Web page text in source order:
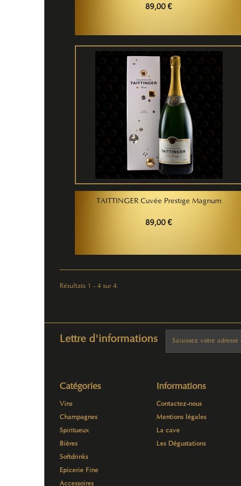
89,00 €
TAITTINGER Cuvée Prestige Magnum
89,00 €
Résultats 1 - 4 sur 4.
Lettre d'informations
Catégories
Vins
Champagnes
Spiritueux
Bières
Softdrinks
Epicerie Fine
Accessoires
Informations
Contactez-nous
Mentions légales
La cave
Les Dégustations